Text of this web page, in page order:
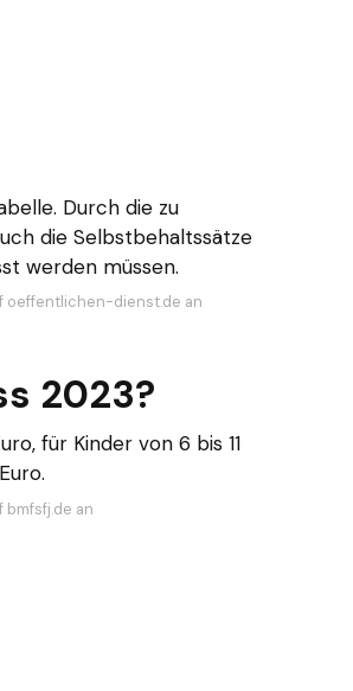
Durch die zu
die Selbstbehaltssätze
werden müssen.
oeffentlichen-dienst.de an
2023?
für Kinder von 6 bis 11
an